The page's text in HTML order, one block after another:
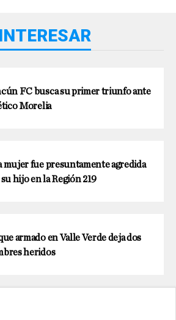
FC busca su primer triunfo ante
Morelia
mujer fue presuntamente agredida
hijo en la Región 219
armado en Valle Verde deja dos
heridos